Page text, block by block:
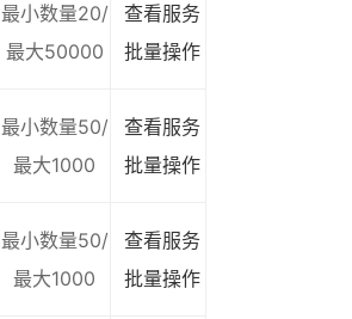
最小数量20/
最大50000
查看服务
批量操作
最小数量50/
最大1000
查看服务
批量操作
最小数量50/
最大1000
查看服务
批量操作